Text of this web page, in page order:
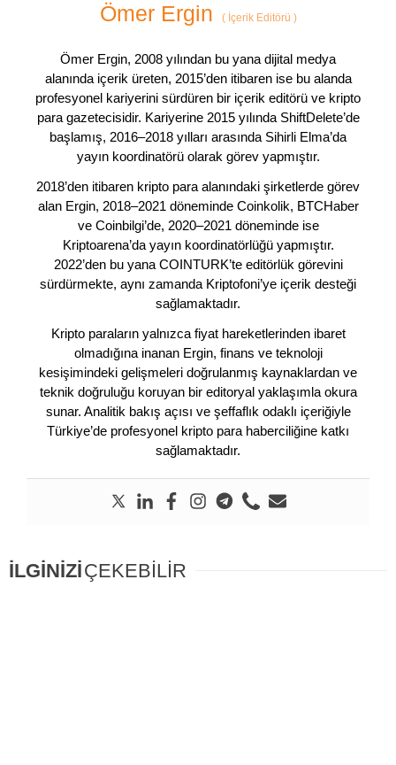
Ömer Ergin (İçerik Editörü )
Ömer Ergin, 2008 yılından bu yana dijital medya
alanında içerik üreten, 2015’den itibaren ise bu alanda
profesyonel kariyerini sürdüren bir içerik editörü ve kripto
para gazetecisidir. Kariyerine 2015 yılında ShiftDelete’de
başlamış, 2016–2018 yılları arasında Sihirli Elma’da
yayın koordinatörü olarak görev yapmıştır.
2018’den itibaren kripto para alanındaki şirketlerde görev
alan Ergin, 2018–2021 döneminde Coinkolik, BTCHaber
ve Coinbilgi’de, 2020–2021 döneminde ise
Kriptoarena’da yayın koordinatörlüğü yapmıştır.
2022’den bu yana COINTURK’te editörlük görevini
sürdürmekte, aynı zamanda Kriptofoni’ye içerik desteği
sağlamaktadır.
Kripto paraların yalnızca fiyat hareketlerinden ibaret
olmadığına inanan Ergin, finans ve teknoloji
kesişimindeki gelişmeleri doğrulanmış kaynaklardan ve
teknik doğruluğu koruyan bir editoryal yaklaşımla okura
sunar. Analitik bakış açısı ve şeffaflık odaklı içeriğiyle
Türkiye’de profesyonel kripto para haberciliğine katkı
sağlamaktadır.
İLGİNİZİÇEKEBİLİR